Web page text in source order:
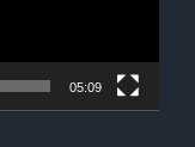
05:09